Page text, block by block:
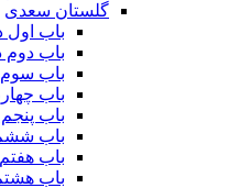
گلستان سعدی
باب اول
باب دوم
باب
باب
باب
باب ششم
باب
باب